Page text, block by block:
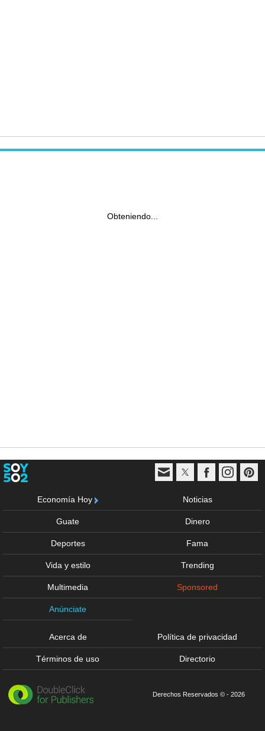
Obteniendo...
Economía Hoy Noticias
Guate Dinero
Deportes Fama
Vida y estilo Trending
Multimedia Sponsored
Anúnciate
Acerca de Política de privacidad
Términos de uso Directorio
Derechos Reservados © - 2026